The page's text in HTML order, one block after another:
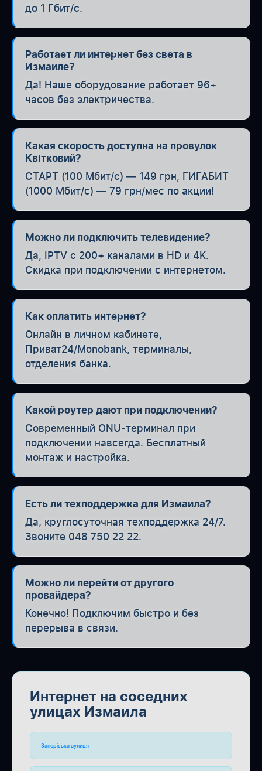
до 1 Гбит/с.
Работает ли интернет без света в
Измаиле?
Да! Наше оборудование работает 96+
часов без электричества.
Какая скорость доступна на провулок
Квітковий?
СТАРТ (100 Мбит/с) — 149 грн, ГИГАБИТ
(1000 Мбит/с) — 79 грн/мес по акции!
Можно ли подключить телевидение?
Да, IPTV с 200+ каналами в HD и 4K.
Скидка при подключении с интернетом.
Как оплатить интернет?
Онлайн в личном кабинете,
Приват24/Monobank, терминалы,
отделения банка.
Какой роутер дают при подключении?
Современный ONU-терминал при
подключении навсегда. Бесплатный
монтаж и настройка.
Есть ли техподдержка для Измаила?
Да, круглосуточная техподдержка 24/7.
Звоните 048 750 22 22.
Можно ли перейти от другого
провайдера?
Конечно! Подключим быстро и без
перерыва в связи.
Интернет на соседних
улицах Измаила
Запорізька вулиця